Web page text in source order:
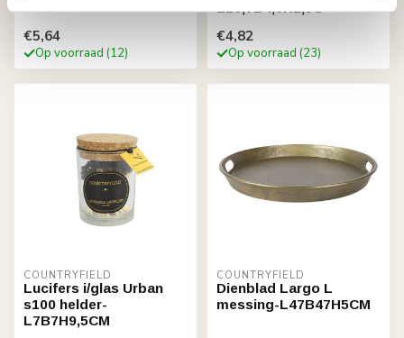
€5,64
Op voorraad (12)
€4,82
Op voorraad (23)
COUNTRYFIELD
Lucifers i/glas Urban
s100 helder-
L7B7H9,5CM
COUNTRYFIELD
Dienblad Largo L
messing-L47B47H5CM